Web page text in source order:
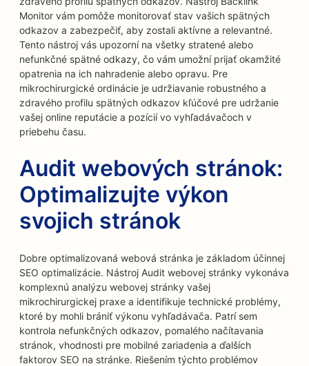
Monitor vám pomôže monitorovať stav vašich spätných
odkazov a zabezpečiť, aby zostali aktívne a relevantné.
Tento nástroj vás upozorní na všetky stratené alebo
nefunkčné spätné odkazy, čo vám umožní prijať okamžité
opatrenia na ich nahradenie alebo opravu. Pre
mikrochirurgické ordinácie je udržiavanie robustného a
zdravého profilu spätných odkazov kľúčové pre udržanie
vašej online reputácie a pozícií vo vyhľadávačoch v
priebehu času.
Audit webových stránok:
Optimalizujte výkon
svojich stránok
Dobre optimalizovaná webová stránka je základom účinnej
SEO optimalizácie. Nástroj Audit webovej stránky vykonáva
komplexnú analýzu webovej stránky vašej
mikrochirurgickej praxe a identifikuje technické problémy,
ktoré by mohli brániť výkonu vyhľadávača. Patrí sem
kontrola nefunkčných odkazov, pomalého načítavania
stránok, vhodnosti pre mobilné zariadenia a ďalších
faktorov SEO na stránke. Riešením týchto problémov